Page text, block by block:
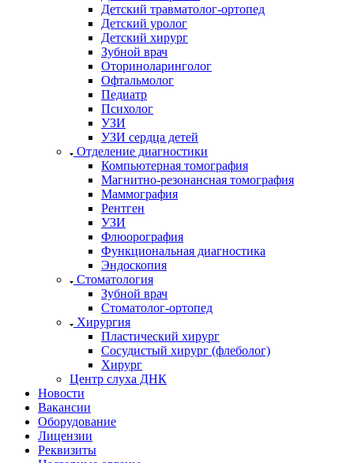
Детский травматолог-ортопед
Детский уролог
Детский хирург
Зубной врач
Оториноларинголог
Офтальмолог
Педиатр
Психолог
УЗИ
УЗИ сердца детей
Отделение диагностики
Компьютерная томография
Магнитно-резонансная томография
Маммография
Рентген
УЗИ
Флюорография
Функциональная диагностика
Эндоскопия
Стоматология
Зубной врач
Стоматолог-ортопед
Хирургия
Пластический хирург
Сосудистый хирург (флеболог)
Хирург
Центр слуха ДНК
Новости
Вакансии
Оборудование
Лицензии
Реквизиты